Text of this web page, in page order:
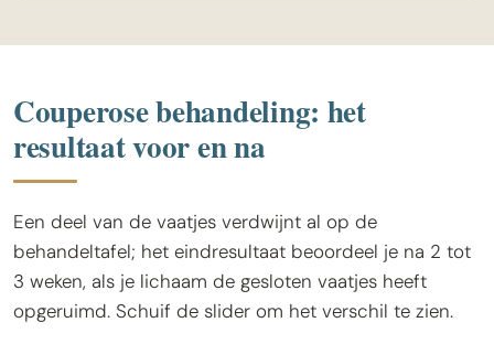
Couperose behandeling: het
resultaat voor en na
Een deel van de vaatjes verdwijnt al op de
behandeltafel; het eindresultaat beoordeel je na 2 tot
3 weken, als je lichaam de gesloten vaatjes heeft
opgeruimd. Schuif de slider om het verschil te zien.